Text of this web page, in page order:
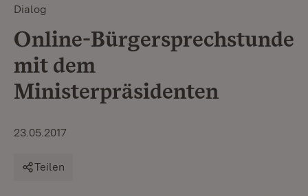
Dialog
Online-Bürgersprechstunde
mit dem
Ministerpräsidenten
23.05.2017
Teilen